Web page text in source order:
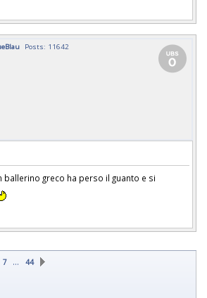
Posts: 11642
ballerino greco ha perso il guanto e si
7 … 44